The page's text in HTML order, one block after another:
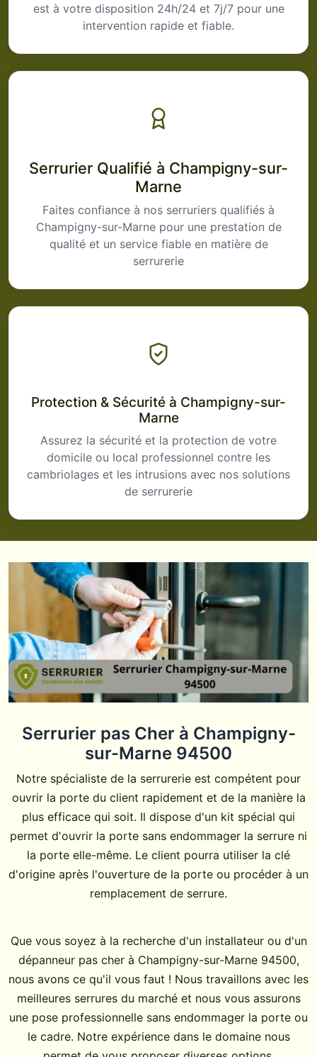
est à votre disposition 24h/24 et 7j/7 pour une
intervention rapide et fiable.
Serrurier Qualifié à Champigny-sur-
Marne
Faites confiance à nos serruriers qualifiés à
Champigny-sur-Marne pour une prestation de
qualité et un service fiable en matière de
serrurerie
Protection & Sécurité à Champigny-sur-
Marne
Assurez la sécurité et la protection de votre
domicile ou local professionnel contre les
cambriolages et les intrusions avec nos solutions
de serrurerie
Serrurier pas Cher à Champigny-
sur-Marne 94500
Notre spécialiste de la serrurerie est compétent pour
ouvrir la porte du client rapidement et de la manière la
plus efficace qui soit. Il dispose d'un kit spécial qui
permet d'ouvrir la porte sans endommager la serrure ni
la porte elle-même. Le client pourra utiliser la clé
d'origine après l'ouverture de la porte ou procéder à un
remplacement de serrure.
Que vous soyez à la recherche d'un installateur ou d'un
dépanneur pas cher à Champigny-sur-Marne 94500,
nous avons ce qu'il vous faut ! Nous travaillons avec les
meilleures serrures du marché et nous vous assurons
une pose professionnelle sans endommager la porte ou
le cadre. Notre expérience dans le domaine nous